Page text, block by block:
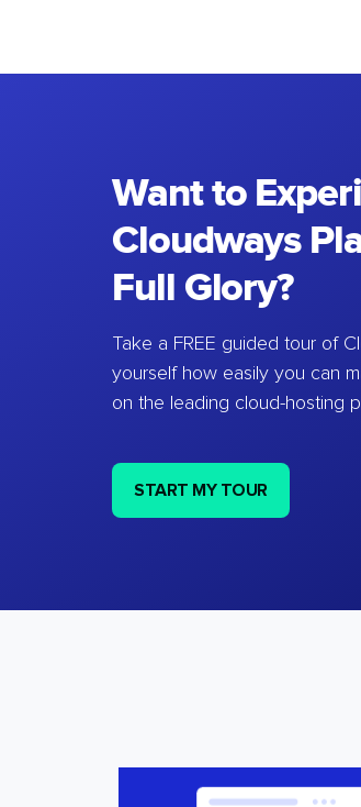
Want to
Cloudways
Full Glory?
Take a FREE guided tour of
yourself how easily you can
on the leading cloud-hosting
START MY TOUR